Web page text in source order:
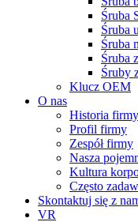
Śruba
Śruba
Śruba
Śruba
Śruby
Klucz OEM
O nas
Historia firmy
Profil firmy
Zespół firmy
Nasza
Kultura
Często
Skontaktuj się z
VR